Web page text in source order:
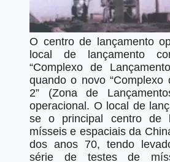
O centro de lançamento
local de lançamento
“Complexo de
quando o novo “Complexo
2” (Zona de
operacional. O local de
se o principal centro de
mísseis e espaciais da
dos anos 70, tendo
série de testes de